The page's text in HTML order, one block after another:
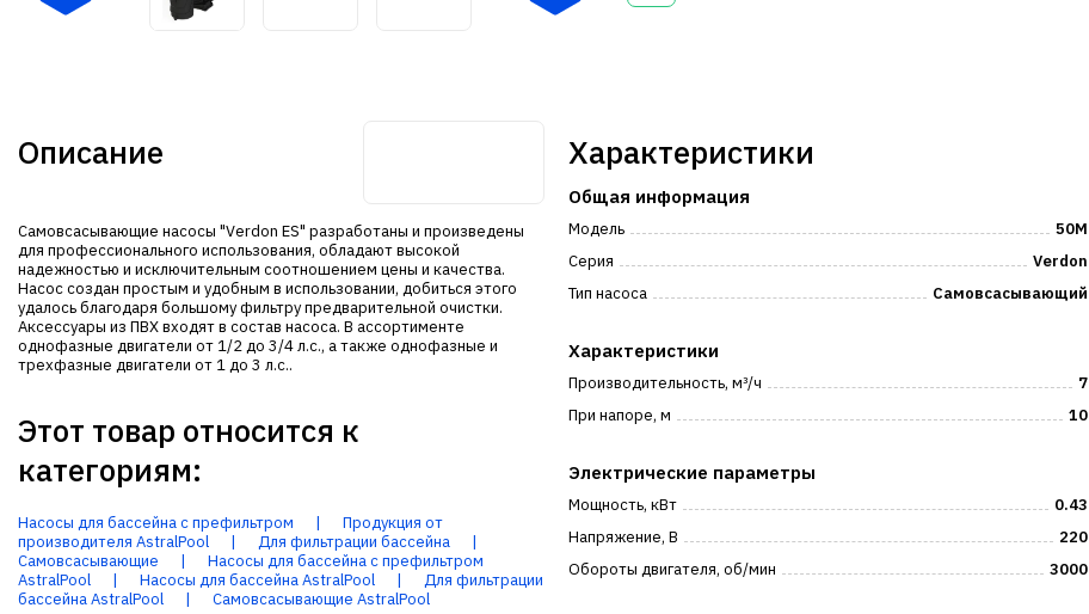
Описание
Самовсасывающие насосы "Verdon ES" разработаны и произведены
для профессионального использования, обладают высокой
надежностью и исключительным соотношением цены и качества.
Насос создан простым и удобным в использовании, добиться этого
удалось благодаря большому фильтру предварительной очистки.
Аксессуары из ПВХ входят в состав насоса. В ассортименте
однофазные двигатели от 1/2 до 3/4 л.с., а также однофазные и
трехфазные двигатели от 1 до 3 л.с..
Этот товар относится к
категориям:
Насосы для бассейна с префильтром |
Продукция от
производителя AstralPool
| Для фильтрации бассейна
|
Самовсасывающие
|
Насосы для бассейна с префильтром
AstralPool
| Насосы для бассейна AstralPool |
Для фильтрации
бассейна AstralPool
| Самовсасывающие AstralPool
Характеристики
Общая информация
Модель
50M
Серия
Verdon
Тип насоса
Самовсасывающий
Характеристики
Производительность, м³/ч
7
При напоре, м
10
Электрические параметры
Мощность, кВт
0.43
Напряжение, В
220
Обороты двигателя, об/мин
3000